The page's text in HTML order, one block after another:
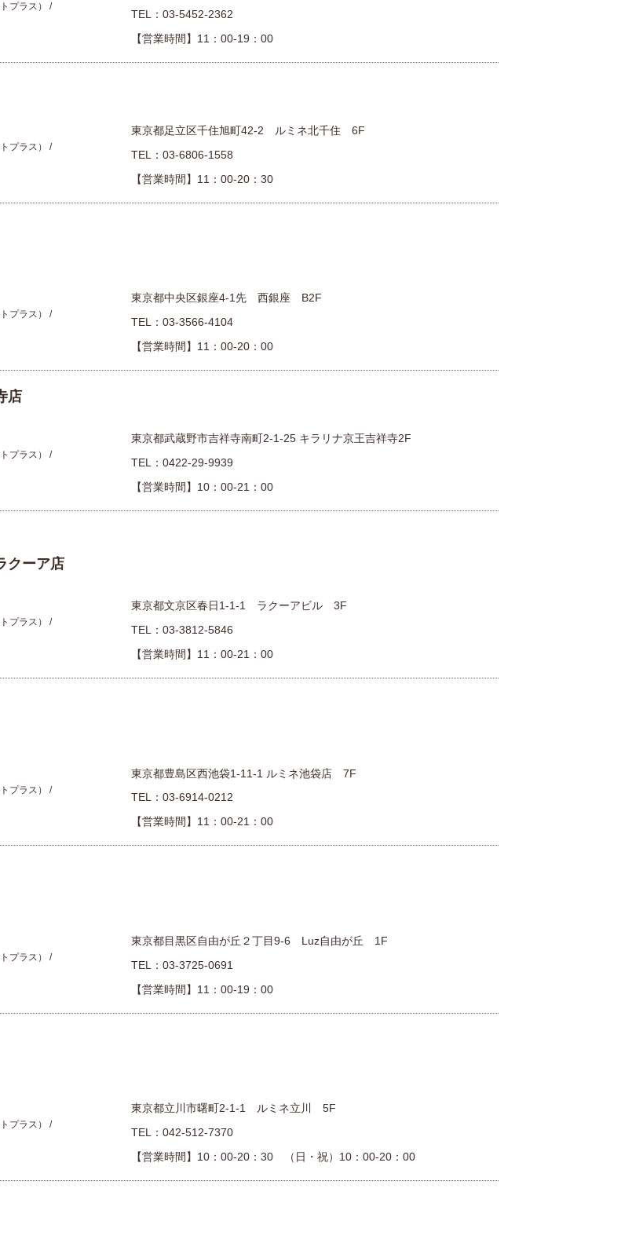
プラス）
TEL： 03-5452-2362
【営業時間】11：00-19：00
プラス）
東京都足立区千住旭町42-2 ルミネ北千住 6F
TEL： 03-6806-1558
【営業時間】11：00-20：30
プラス）
東京都中央区銀座4-1先 西銀座 B2F
TEL： 03-3566-4104
【営業時間】11：00-20：00
店
プラス）
東京都武蔵野市吉祥寺南町2-1-25 キラリナ京王吉祥寺2F
TEL： 0422-29-9939
【営業時間】10：00-21：00
クーア店
プラス）
東京都文京区春日1-1-1 ラクーアビル 3F
TEL： 03-3812-5846
【営業時間】11：00-21：00
プラス）
東京都豊島区西池袋1-11-1 ルミネ池袋店 7F
TEL： 03-6914-0212
【営業時間】11：00-21：00
プラス）
東京都目黒区自由が丘２丁目9-6 Luz自由が丘 1F
TEL： 03-3725-0691
【営業時間】11：00-19：00
プラス）
東京都立川市曙町2-1-1 ルミネ立川 5F
TEL： 042-512-7370
【営業時間】10：00-20：30 （日・祝）10：00-20：00